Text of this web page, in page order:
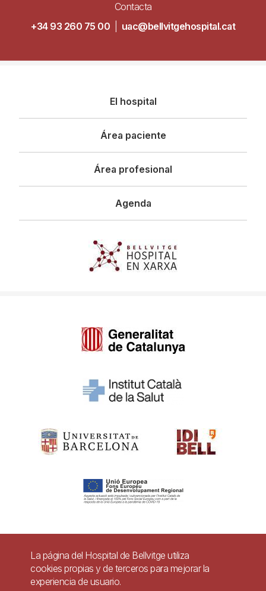
Contacta
+34 93 260 75 00
uac@bellvitgehospital.cat
principal
El hospital
Área paciente
Área profesional
Agenda
Pie
Contacto
Accesibilidad
La página del Hospital de Bellvitge utiliza
cookies propias y de terceros para mejorar la
experiencia de usuario.